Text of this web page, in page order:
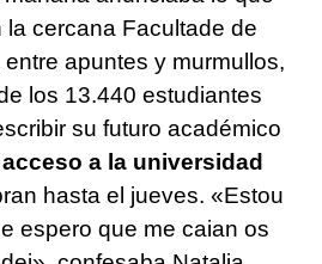
cercana Facultade de
apuntes y murmullos,
los 13.440 estudiantes
su futuro académico
a la universidad
hasta el jueves. «Estou
espero que me caian os